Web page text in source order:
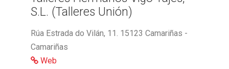
S.L. (Talleres Unión)
Rúa Estrada do Vilán, 11. 15123 Camariñas -
Camariñas
Web